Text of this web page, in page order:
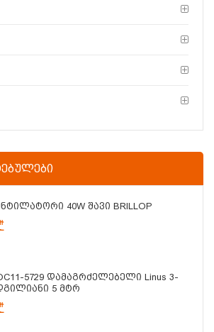
40W Შავი BRILLOP
5729 Დამაგრძელებელი Linus 3-
5 Მტრ